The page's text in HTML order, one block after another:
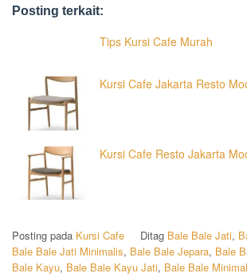
Posting terkait:
Tips Kursi Cafe Murah
Kursi Cafe Jakarta Resto
Kursi Cafe Resto Jakarta
Posting pada Kursi Cafe Ditag Bale Bale Jati,
Bale Bale Jati Minimalis, Bale Bale Jepara, Bale
Bale Kayu, Bale Bale Kayu Jati, Bale Bale